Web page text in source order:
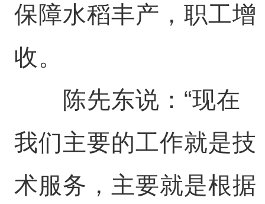
保障水稻丰产，职工增
收。
陈先东说：“现在
我们主要的工作就是技
术服务，主要就是根据